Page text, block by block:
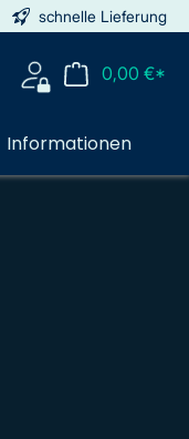
schnelle Lieferung
0,00 €*
Informationen